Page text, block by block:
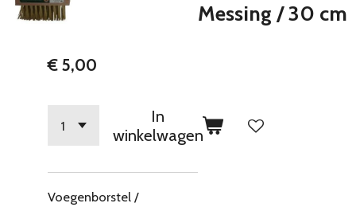
Messing / 30 cm
€ 5,00
In
winkelwagen
Voegenborstel /